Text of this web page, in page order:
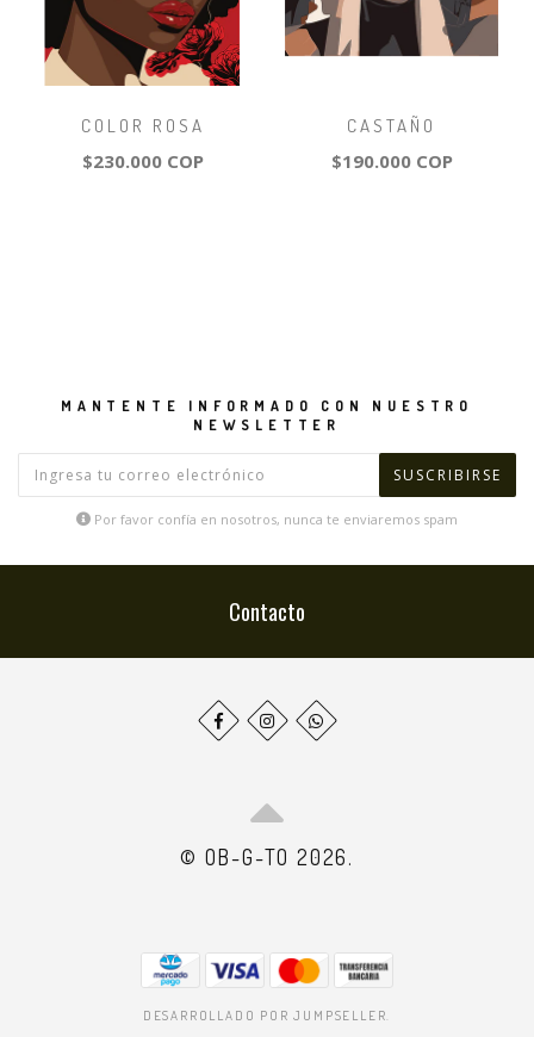
COLOR ROSA
$230.000 COP
CASTAÑO
$190.000 COP
MANTENTE INFORMADO CON NUESTRO
NEWSLETTER
Por favor confía en nosotros, nunca te enviaremos spam
Contacto
© OB-G-TO 2026.
DESARROLLADO POR JUMPSELLER.